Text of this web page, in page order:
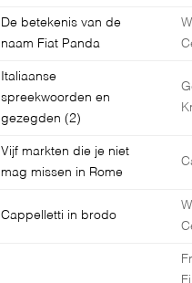
De betekenis van de
naam Fiat Panda
Italiaanse
spreekwoorden en
gezegden (2)
Vijf markten die je niet
mag missen in Rome
Cappelletti in brodo